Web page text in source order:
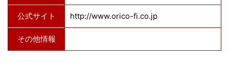
公式サイト http://www.orico-fi.co.jp
その他情報